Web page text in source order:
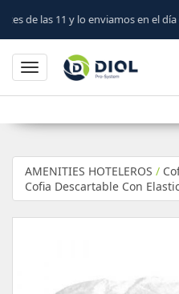
y lo enviamos en el día (Salta)
Toggle navigation
AMENITIES HOTELEROS /
Cofia Descartable Con